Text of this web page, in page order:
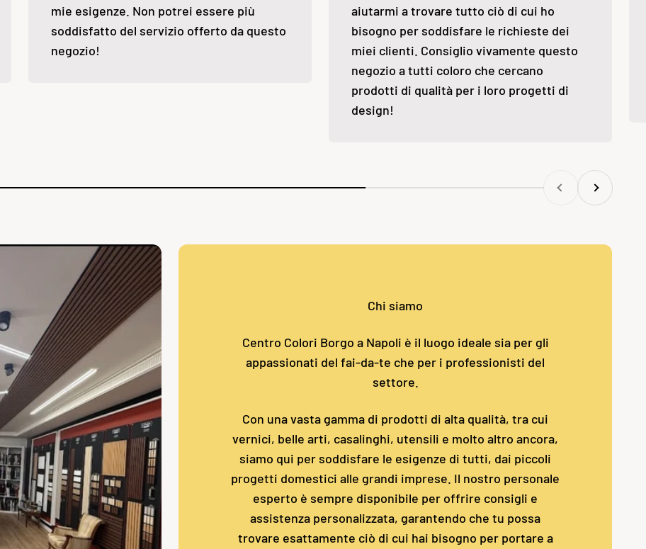
mie esigenze. Non potrei essere più
soddisfatto del servizio offerto da questo
negozio!
aiutarmi a trovare tutto ciò di cui ho
bisogno per soddisfare le richieste dei
miei clienti. Consiglio vivamente questo
negozio a tutti coloro che cercano
prodotti di qualità per i loro progetti di
design!
Precedente
Successivo
Chi siamo
Centro Colori Borgo a Napoli è il luogo ideale sia per gli
appassionati del fai-da-te che per i professionisti del
settore.
Con una vasta gamma di prodotti di alta qualità, tra cui
vernici, belle arti, casalinghi, utensili e molto altro ancora,
siamo qui per soddisfare le esigenze di tutti, dai piccoli
progetti domestici alle grandi imprese. Il nostro personale
esperto è sempre disponibile per offrire consigli e
assistenza personalizzata, garantendo che tu possa
trovare esattamente ciò di cui hai bisogno per portare a